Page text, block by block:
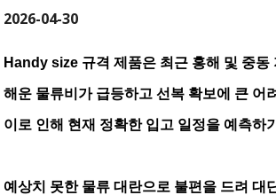
2026-04-30
Handy size 규격 제품은 최근 홍해 및 중동
해운 물류비가 급등하고 선복 확보에 큰 어
이로 인해 현재 정확한 입고 일정을 예측하
예상치 못한 물류 대란으로 불편을 드려 대